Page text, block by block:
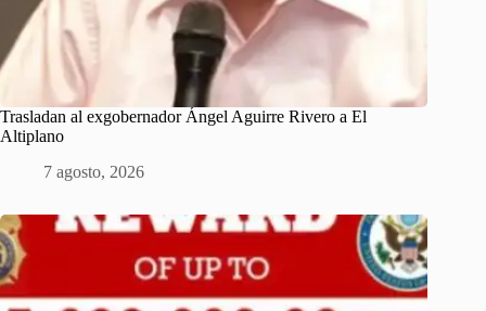
Trasladan al exgobernador Ángel Aguirre Rivero a El
Altiplano
7 agosto, 2026